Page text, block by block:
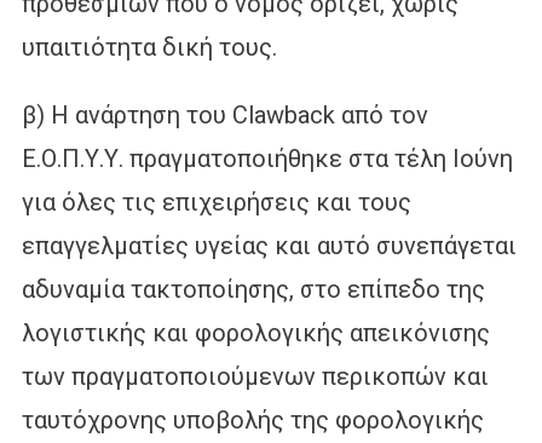
υπαιτιότητα δική τους.
β) Η ανάρτηση του Clawback από τον
Ε.Ο.Π.Υ.Υ. πραγματοποιήθηκε στα τέλη Ιούνη
για όλες τις επιχειρήσεις και τους
επαγγελματίες υγείας και αυτό συνεπάγεται
αδυναμία τακτοποίησης, στο επίπεδο της
λογιστικής και φορολογικής απεικόνισης
των πραγματοποιούμενων περικοπών και
ταυτόχρονης υποβολής της φορολογικής